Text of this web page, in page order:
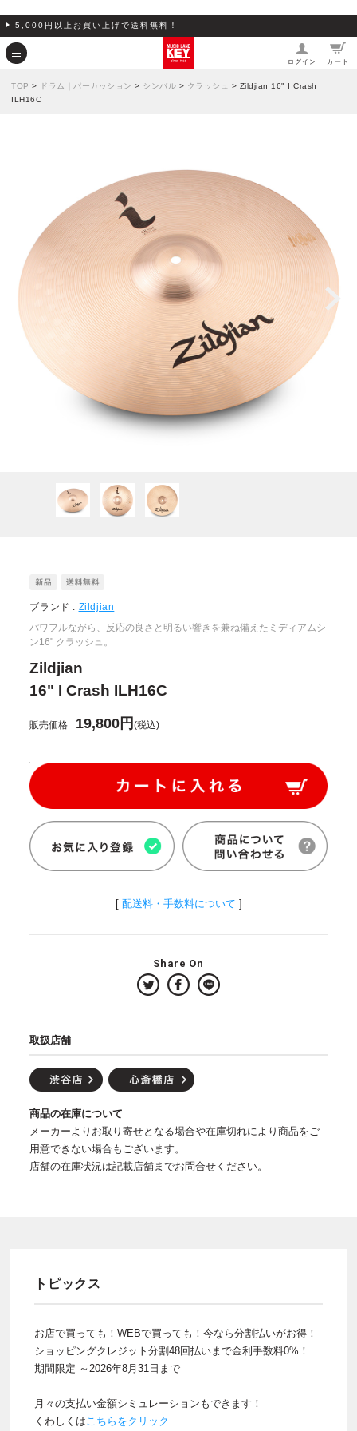
5,000円以上お買い上げで送料無料！
ログイン カート
TOP > ドラム｜パーカッション > シンバル > クラッシュ
> Zildjian 16" I Crash
ILH16C
ブランド : Zildjian
パワフルながら、反応の良さと明るい響きを兼ね備えたミディアムシ
ン16" クラッシュ。
Zildjian
16" I Crash ILH16C
販売価格 19,800円(税込)
[ 配送料・手数料について ]
Share On
取扱店舗
商品の在庫について
メーカーよりお取り寄せとなる場合や在庫切れにより商品をご
用意できない場合もございます。
店舗の在庫状況は記載店舗までお問合せください。
トピックス
お店で買っても！WEBで買っても！今なら分割払いがお得！
ショッピングクレジット分割48回払いまで金利手数料0%！
期間限定 ～2026年8月31日まで
月々の支払い金額シミュレーションもできます！
くわしくはこちらをクリック